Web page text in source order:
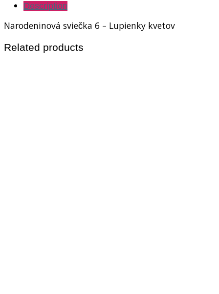
Description
Narodeninová sviečka 6 – Lupienky kvetov
Related products